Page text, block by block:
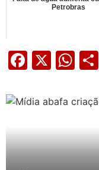
Petrobras
X